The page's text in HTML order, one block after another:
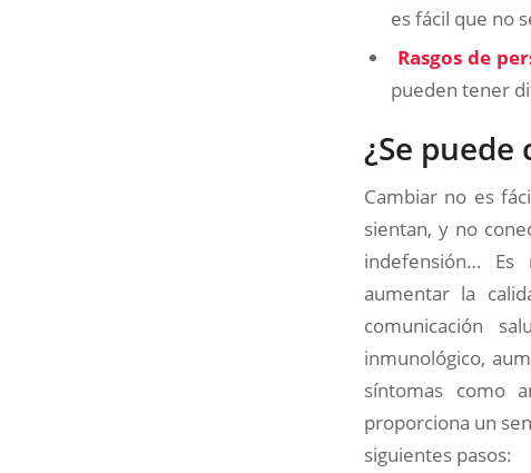
es fácil que no
Rasgos de
pueden tener
¿Se puede
Cambiar no es
sientan, y no
indefensión… Es
aumentar la
comunicación
inmunológico,
síntomas como
proporciona un
siguientes pasos: